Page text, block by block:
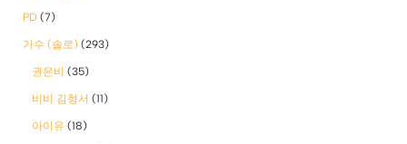
PD (7)
가수 (솔로) (293)
권은비 (35)
비비 김형서 (11)
아이유 (18)